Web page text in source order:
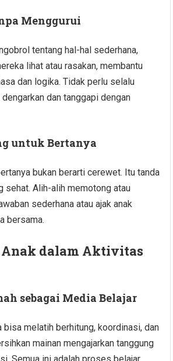
Menggurui
tentang hal-hal sederhana,
lihat atau rasakan, membantu
dan logika. Tidak perlu selalu
dan tanggapi dengan
untuk Bertanya
bukan berarti cerewet. Itu tanda
sehat. Alih-alih memotong atau
sederhana atau ajak anak
bersama.
dalam Aktivitas
sebagai Media Belajar
bisa melatih berhitung, koordinasi, dan
mainan mengajarkan tanggung